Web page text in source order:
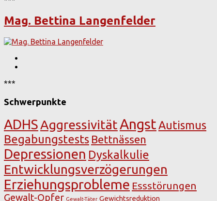
Mag. Bettina Langenfelder
***
Schwerpunkte
ADHSAggressivitätAngstAutismus
Begabungstests Bettnässen
Depressionen Dyskalkulie
Entwicklungsverzögerungen
Erziehungsprobleme Essstörungen
Gewalt-Opfer Gewalt-Täter Gewichtsreduktion